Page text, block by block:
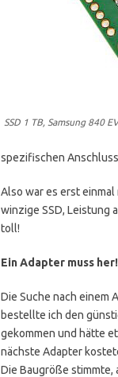
SSD 1 TB, Samsung 840
spezifischen
Also war es erst
winzige SSD, Leistung
toll!
Ein Adapter muss her!
Die Suche nach einem
bestellte ich den
gekommen und hätte
nächste Adapter
Die Baugröße stimmte,